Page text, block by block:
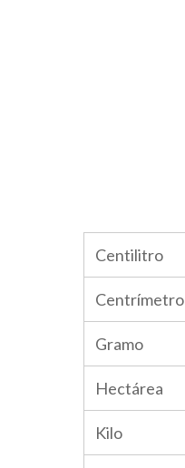
Centilitro
Centrímetro
Gramo
Hectárea
Kilo